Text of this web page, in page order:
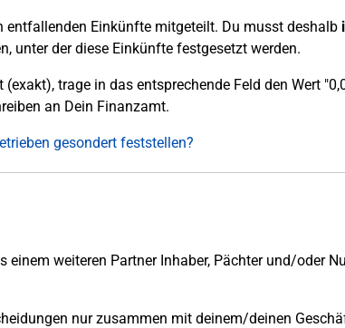
Einkünfte mitgeteilt. Du musst deshalb
unter der diese Einkünfte festgesetzt werden.
trage in das entsprechende Feld den Wert
an Dein Finanzamt.
gesondert feststellen?
weiteren Partner Inhaber, Pächter und/oder
nur zusammen mit deinem/deinen